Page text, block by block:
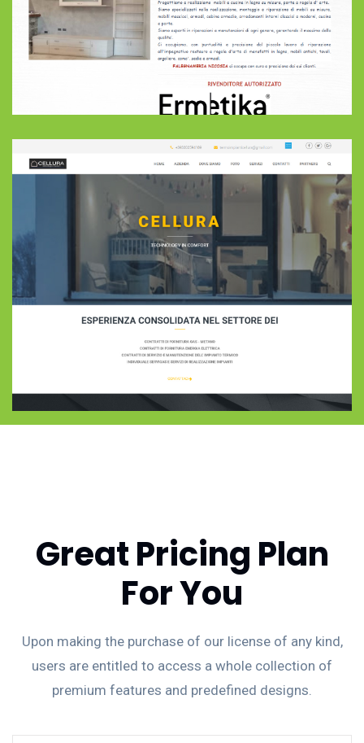
Great Pricing Plan
For You
Upon making the purchase of our license of any kind,
users are entitled to access a whole collection of
premium features and predefined designs.